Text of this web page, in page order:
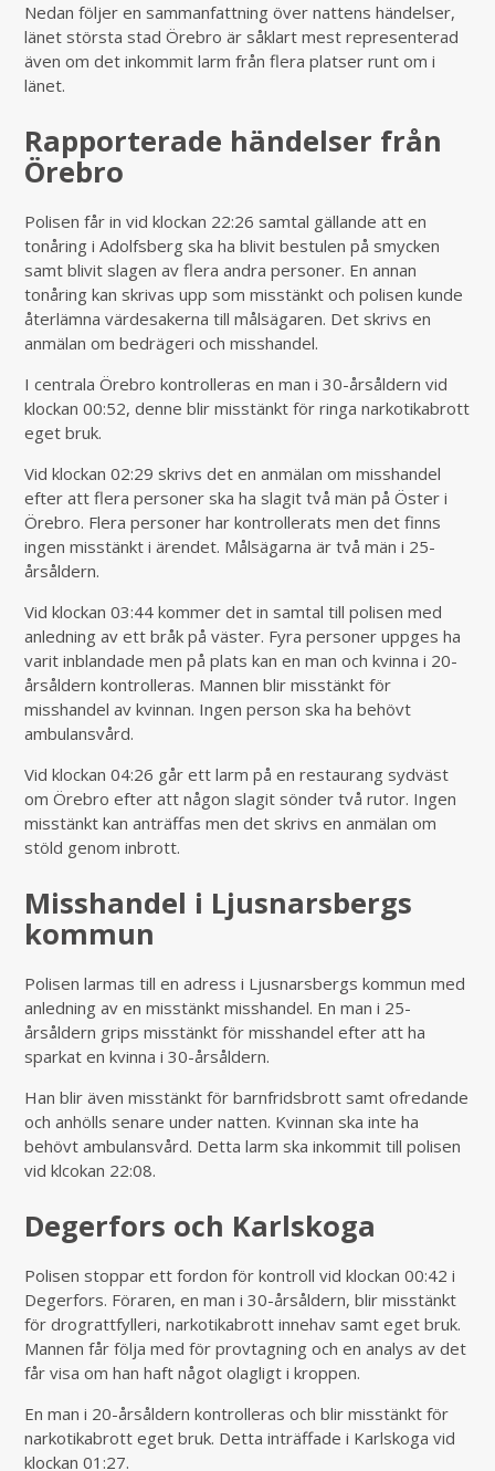
Nedan följer en sammanfattning över nattens händelser,
länet största stad Örebro är såklart mest representerad
även om det inkommit larm från flera platser runt om i
länet.
Rapporterade händelser från
Örebro
Polisen får in vid klockan 22:26 samtal gällande att en
tonåring i Adolfsberg ska ha blivit bestulen på smycken
samt blivit slagen av flera andra personer. En annan
tonåring kan skrivas upp som misstänkt och polisen kunde
återlämna värdesakerna till målsägaren. Det skrivs en
anmälan om bedrägeri och misshandel.
I centrala Örebro kontrolleras en man i 30-årsåldern vid
klockan 00:52, denne blir misstänkt för ringa narkotikabrott
eget bruk.
Vid klockan 02:29 skrivs det en anmälan om misshandel
efter att flera personer ska ha slagit två män på Öster i
Örebro. Flera personer har kontrollerats men det finns
ingen misstänkt i ärendet. Målsägarna är två män i 25-
årsåldern.
Vid klockan 03:44 kommer det in samtal till polisen med
anledning av ett bråk på väster. Fyra personer uppges ha
varit inblandade men på plats kan en man och kvinna i 20-
årsåldern kontrolleras. Mannen blir misstänkt för
misshandel av kvinnan. Ingen person ska ha behövt
ambulansvård.
Vid klockan 04:26 går ett larm på en restaurang sydväst
om Örebro efter att någon slagit sönder två rutor. Ingen
misstänkt kan anträffas men det skrivs en anmälan om
stöld genom inbrott.
Misshandel i Ljusnarsbergs
kommun
Polisen larmas till en adress i Ljusnarsbergs kommun med
anledning av en misstänkt misshandel. En man i 25-
årsåldern grips misstänkt för misshandel efter att ha
sparkat en kvinna i 30-årsåldern.
Han blir även misstänkt för barnfridsbrott samt ofredande
och anhölls senare under natten. Kvinnan ska inte ha
behövt ambulansvård. Detta larm ska inkommit till polisen
vid klcokan 22:08.
Degerfors och Karlskoga
Polisen stoppar ett fordon för kontroll vid klockan 00:42 i
Degerfors. Föraren, en man i 30-årsåldern, blir misstänkt
för drograttfylleri, narkotikabrott innehav samt eget bruk.
Mannen får följa med för provtagning och en analys av det
får visa om han haft något olagligt i kroppen.
En man i 20-årsåldern kontrolleras och blir misstänkt för
narkotikabrott eget bruk. Detta inträffade i Karlskoga vid
klockan 01:27.